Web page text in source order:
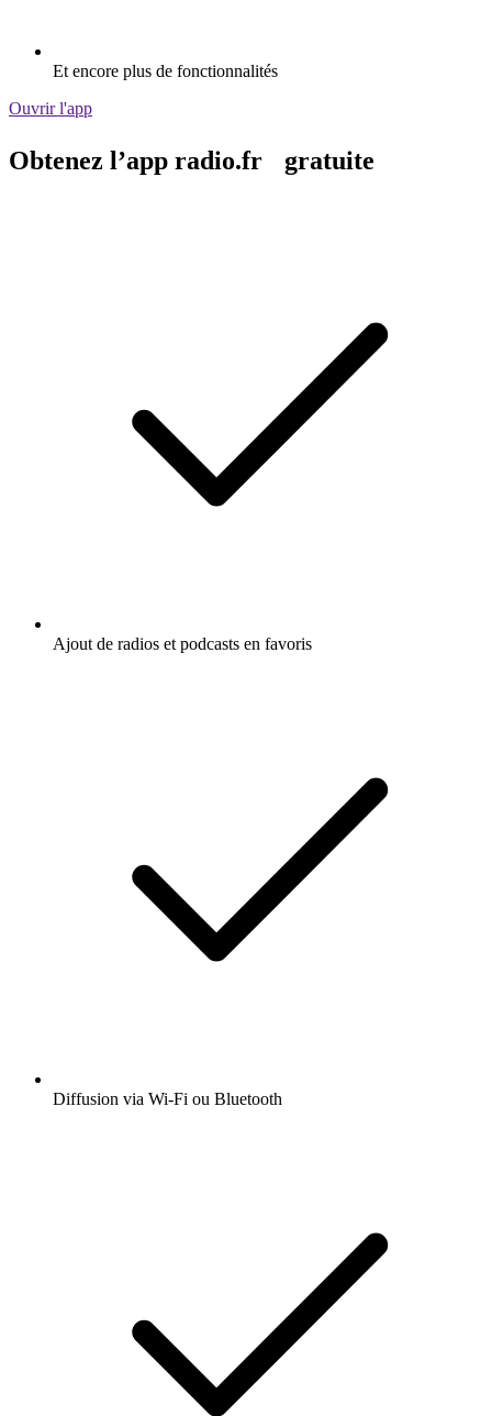
Et encore plus de fonctionnalités
Ouvrir l'app
Obtenez l’app radio.fr gratuite
Ajout de radios et podcasts en favoris
Diffusion via Wi-Fi ou Bluetooth